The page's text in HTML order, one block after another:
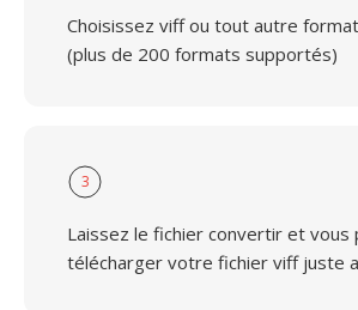
Choisissez viff ou tout autre
(plus de 200 formats supportés)
3
Laissez le fichier convertir et vous
télécharger votre fichier viff juste